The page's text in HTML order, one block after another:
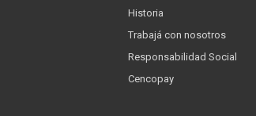
Historia
Trabajá con nosotros
Responsabilidad Social
Cencopay